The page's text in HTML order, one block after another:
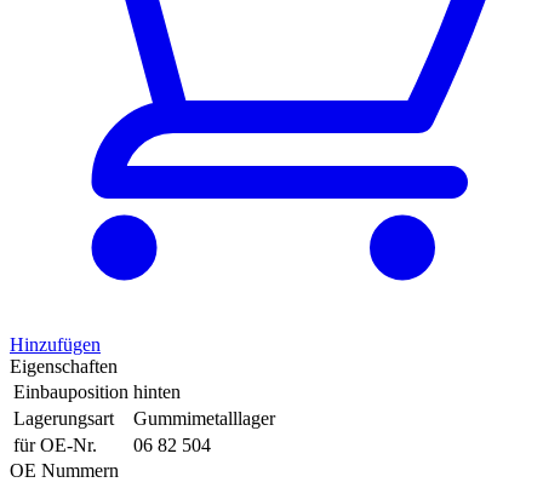
Hinzufügen
Eigenschaften
Einbauposition hinten
Lagerungsart
Gummimetalllager
für OE-Nr.
06 82 504
OE Nummern